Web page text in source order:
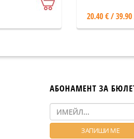
20.40 € /
АБОНАМЕНТ ЗА